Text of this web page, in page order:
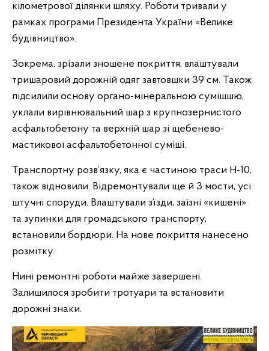
кілометрової ділянки шляху. Роботи тривали у
рамках програми Президента України «Велике
будівництво».
Зокрема, зрізали зношене покриття, влаштували
тришаровий дорожній одяг завтовшки 39 см. Також
підсилили основу органо-мінеральною сумішшю,
уклали вирівнювальний шар з крупнозернистого
асфальтобетону та верхній шар зі щебенево-
мастикової асфальтобетонної суміші.
Транспортну розв’язку, яка є частиною траси Н-10,
також відновили. Відремонтували ще й 3 мости, усі
штучні споруди. Влаштували з’їзди, заїзні «кишені»
та зупинки для громадського транспорту,
встановили бордюри. На нове покриття нанесено
розмітку.
Нині ремонтні роботи майже завершені.
Залишилося зробити тротуари та встановити
дорожні знаки.